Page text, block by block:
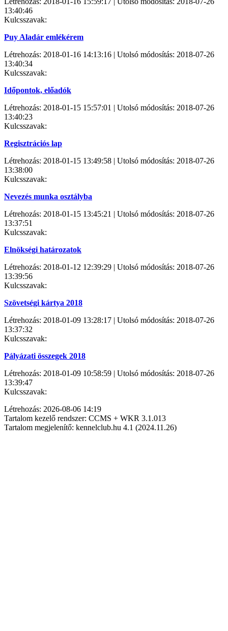
13:40:46
Kulcsszavak:
Puy Aladár emlékérem
Létrehozás: 2018-01-16 14:13:16 | Utolsó módosítás: 2018-07-26
13:40:34
Kulcsszavak:
Időpontok, előadók
Létrehozás: 2018-01-15 15:57:01 | Utolsó módosítás: 2018-07-26
13:40:23
Kulcsszavak:
Regisztrációs lap
Létrehozás: 2018-01-15 13:49:58 | Utolsó módosítás: 2018-07-26
13:38:00
Kulcsszavak:
Nevezés munka osztályba
Létrehozás: 2018-01-15 13:45:21 | Utolsó módosítás: 2018-07-26
13:37:51
Kulcsszavak:
Elnökségi határozatok
Létrehozás: 2018-01-12 12:39:29 | Utolsó módosítás: 2018-07-26
13:39:56
Kulcsszavak:
Szövetségi kártya 2018
Létrehozás: 2018-01-09 13:28:17 | Utolsó módosítás: 2018-07-26
13:37:32
Kulcsszavak:
Pályázati összegek 2018
Létrehozás: 2018-01-09 10:58:59 | Utolsó módosítás: 2018-07-26
13:39:47
Kulcsszavak:
Létrehozás: 2026-08-06 14:19
Tartalom kezelő rendszer: CCMS + WKR 3.1.013
Tartalom megjelenítő: kennelclub.hu 4.1 (2024.11.26)